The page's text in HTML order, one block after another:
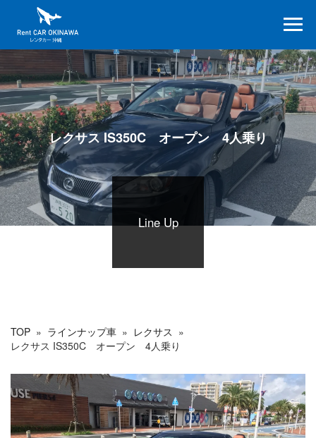
レクサス IS350C オープン 4人乗り
Line Up
TOP » ラインナップ車 » レクサス »
レクサス IS350C オープン 4人乗り